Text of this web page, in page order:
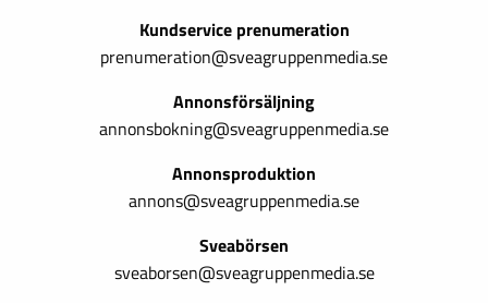
Kundservice prenumeration
prenumeration@sveagruppenmedia.se
Annonsförsäljning
annonsbokning@sveagruppenmedia.se
Annonsproduktion
annons@sveagruppenmedia.se
Sveabörsen
sveaborsen@sveagruppenmedia.se